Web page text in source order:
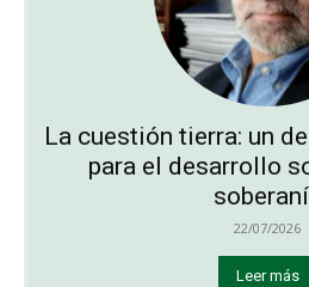
La cuestión tierra: un
para el desarrollo
22/07/2026
Leer más